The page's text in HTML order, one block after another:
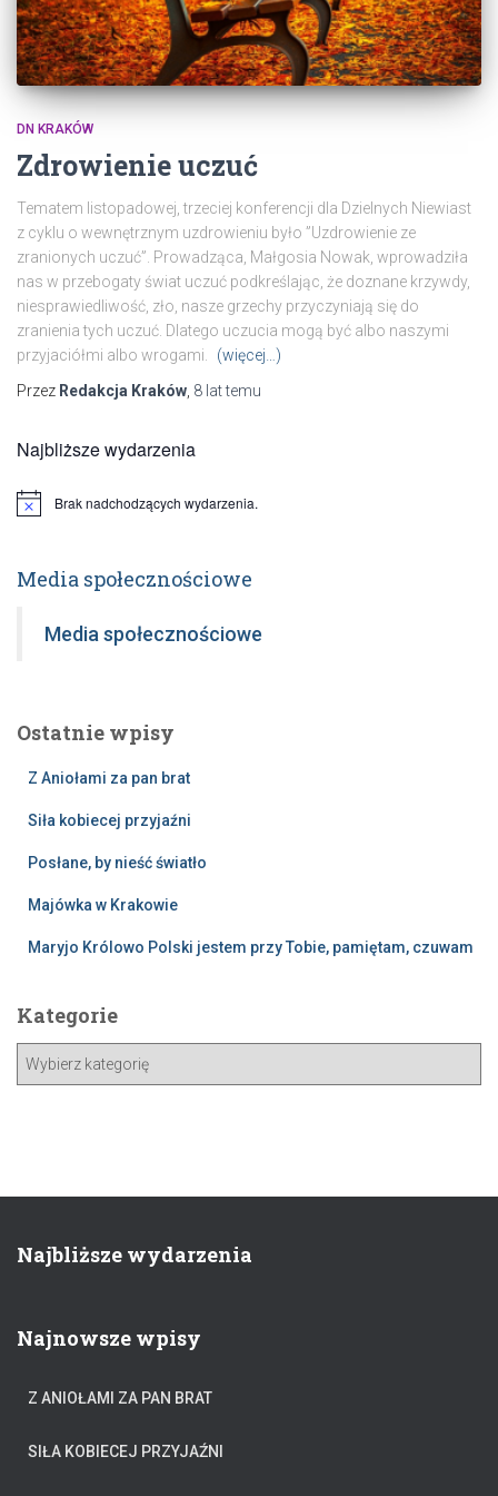
DN KRAKÓW
Zdrowienie uczuć
Tematem listopadowej, trzeciej konferencji dla Dzielnych Niewiast
z cyklu o wewnętrznym uzdrowieniu było ”Uzdrowienie ze
zranionych uczuć”. Prowadząca, Małgosia Nowak, wprowadziła
nas w przebogaty świat uczuć podkreślając, że doznane krzywdy,
niesprawiedliwość, zło, nasze grzechy przyczyniają się do
zranienia tych uczuć. Dlatego uczucia mogą być albo naszymi
przyjaciółmi albo wrogami.
(więcej…)
Przez Redakcja Kraków 8 lattemu
Najbliższe wydarzenia
Powiadomienie
Brak nadchodzących wydarzenia.
Media społecznościowe
Media społecznościowe
Ostatnie wpisy
Z Aniołami za pan brat
Siła kobiecej przyjaźni
Posłane, by nieść światło
Majówka w Krakowie
Maryjo Królowo Polski jestem przy Tobie, pamiętam, czuwam
Kategorie
Najbliższe wydarzenia
Najnowsze wpisy
Z ANIOŁAMI ZA PAN BRAT
SIŁA KOBIECEJ PRZYJAŹNI